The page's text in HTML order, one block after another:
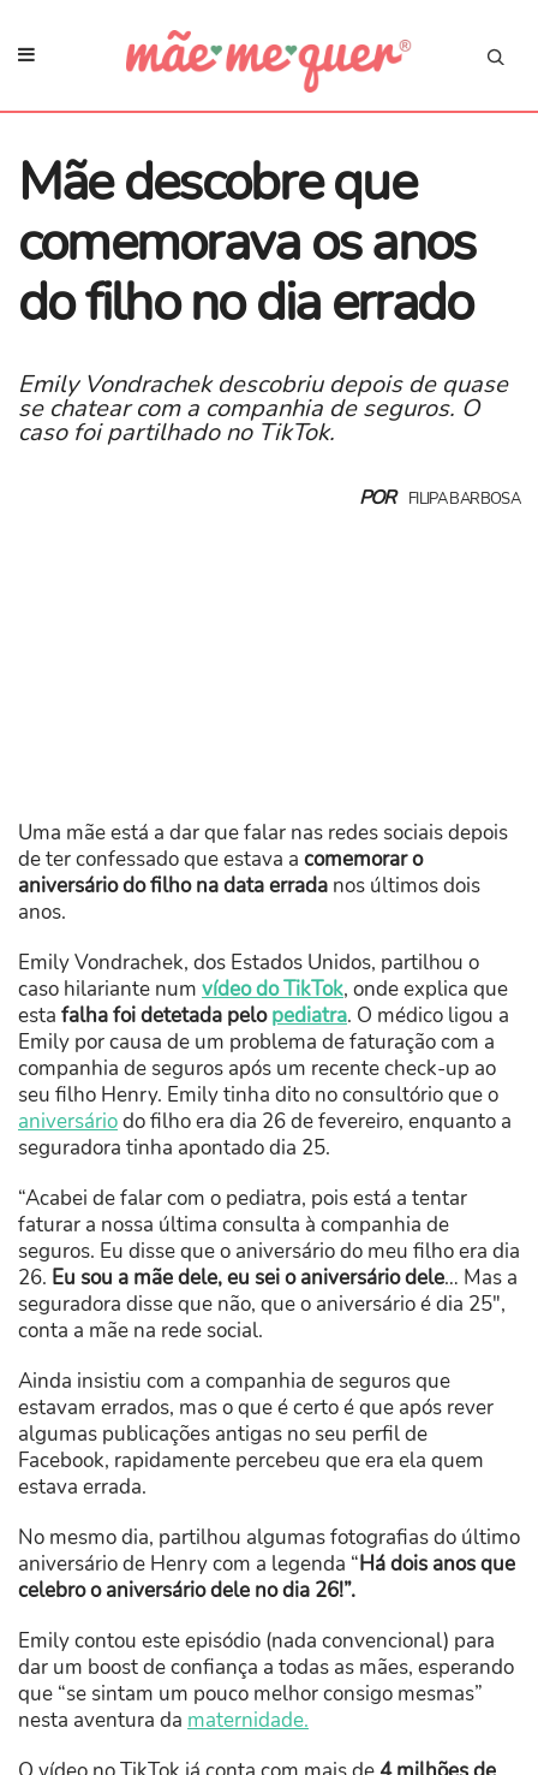
Mãe descobre que
comemorava os anos
do filho no dia errado
Emily Vondrachek descobriu depois de quase
se chatear com a companhia de seguros. O
caso foi partilhado no TikTok.
POR FILIPA BARBOSA
Uma mãe está a dar que falar nas redes sociais depois
de ter confessado que estava a comemorar o
aniversário do filho na data errada nos últimos dois
anos.
Emily Vondrachek, dos Estados Unidos, partilhou o
caso hilariante num vídeo do TikTok, onde explica que
esta falha foi detetada pelopediatra. O médico ligou a
Emily por causa de um problema de faturação com a
companhia de seguros após um recente check-up ao
seu filho Henry. Emily tinha dito no consultório que o
aniversáriodo filho era dia 26 de fevereiro, enquanto a
seguradora tinha apontado dia 25.
“Acabei de falar com o pediatra, pois está a tentar
faturar a nossa última consulta à companhia de
seguros. Eu disse que o aniversário do meu filho era dia
26. Eu sou a mãe dele, eu sei o aniversário dele… Mas a
seguradora disse que não, que o aniversário é dia 25″,
conta a mãe na rede social.
Ainda insistiu com a companhia de seguros que
estavam errados, mas o que é certo é que após rever
algumas publicações antigas no seu perfil de
Facebook, rapidamente percebeu que era ela quem
estava errada.
No mesmo dia, partilhou algumas fotografias do último
aniversário de Henry com a legenda “Há dois anos que
celebro o aniversário dele no dia 26!”.
Emily contou este episódio (nada convencional) para
dar um boost de confiança a todas as mães, esperando
que “se sintam um pouco melhor consigo mesmas”
nesta aventura da maternidade.